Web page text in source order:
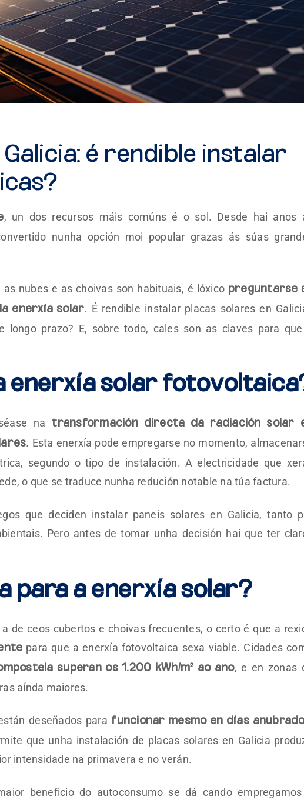
é rendible instalar
, un dos recursos máis comúns é o sol. Desde hai anos
nunha opción moi popular grazas ás súas
nubes e as choivas son habituais, é lóxico preguntarse
enerxía solar. É rendible instalar placas solares en
longo prazo? E, sobre todo, cales son as claves para
enerxía solar
na transformación directa da radiación solar
. Esta enerxía pode empregarse no momento,
segundo o tipo de instalación. A electricidade que
o que se traduce nunha redución notable na túa factura.
que deciden instalar paneis solares en Galicia, tanto
Pero antes de tomar unha decisión hai que ter
para a enerxía solar?
de ceos cubertos e choivas frecuentes, o certo é que a
para que a enerxía fotovoltaica sexa viable. Cidades
superan os 1.200 kWh/m² ao ano, e en zonas
aínda maiores.
deseñados para funcionar mesmo en días
que unha instalación de placas solares en Galicia
intensidade na primavera e no verán.
beneficio do autoconsumo se dá cando